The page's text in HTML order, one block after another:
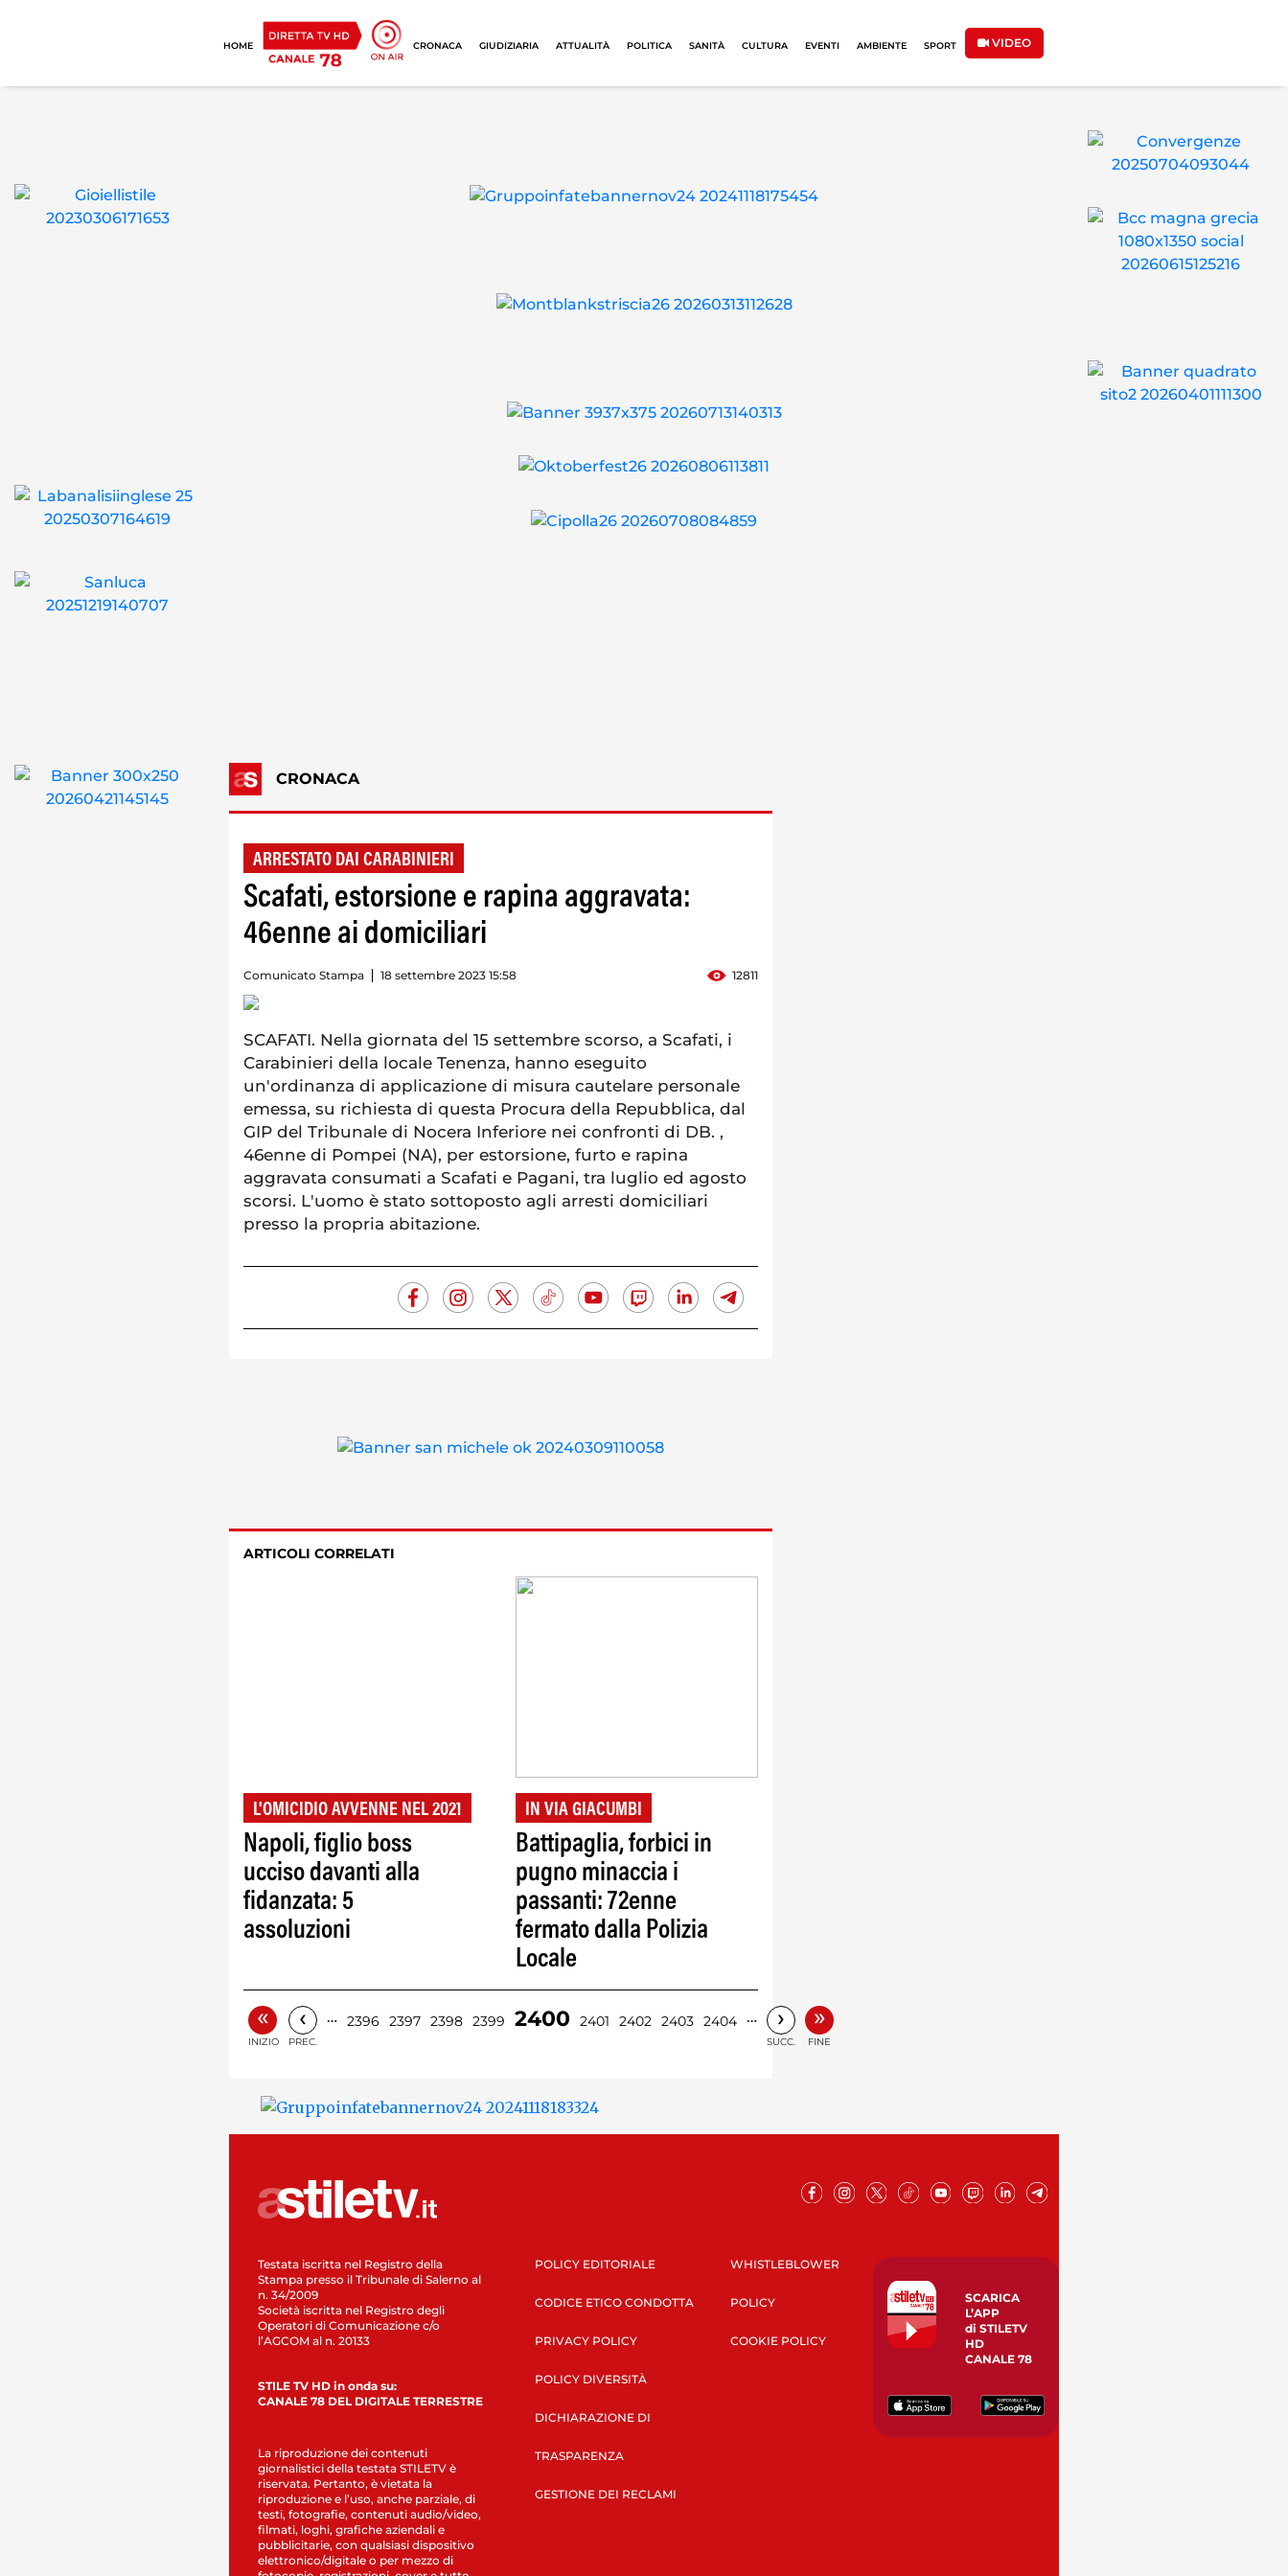
HOME CRONACA GIUDIZIARIA ATTUALITÀ POLITICA SANITÀ CULTURA EVENTI AMBIENTE SPORT VIDEO
CRONACA
ARRESTATO DAI CARABINIERI
Scafati, estorsione e rapina aggravata:
46enne ai domiciliari
Comunicato Stampa 18 settembre 2023 15:58 12811
SCAFATI. Nella giornata del 15 settembre scorso, a Scafati, i
Carabinieri della locale Tenenza, hanno eseguito
un'ordinanza di applicazione di misura cautelare personale
emessa, su richiesta di questa Procura della Repubblica, dal
GIP del Tribunale di Nocera Inferiore nei confronti di DB. ,
46enne di Pompei (NA), per estorsione, furto e rapina
aggravata consumati a Scafati e Pagani, tra luglio ed agosto
scorsi. L'uomo è stato sottoposto agli arresti domiciliari
presso la propria abitazione.
ARTICOLI CORRELATI
L'OMICIDIO AVVENNE NEL 2021
Napoli, figlio boss
ucciso davanti alla
fidanzata: 5
assoluzioni
IN VIA GIACUMBI
Battipaglia, forbici in
pugno minaccia i
passanti: 72enne
fermato dalla Polizia
Locale
«
INIZIO
‹
PREC.
… 2396 2397 2398 2399 2400 2401 2402 2403 2404 … ›
SUCC.
»
FINE
Testata iscritta nel Registro della
Stampa presso il Tribunale di Salerno al
n. 34/2009
Società iscritta nel Registro degli
Operatori di Comunicazione c/o
l’AGCOM al n. 20133
STILE TV HD in onda su:
CANALE 78 DEL DIGITALE TERRESTRE
La riproduzione dei contenuti
giornalistici della testata STILETV è
riservata. Pertanto, è vietata la
riproduzione e l’uso, anche parziale, di
testi, fotografie, contenuti audio/video,
filmati, loghi, grafiche aziendali e
pubblicitarie, con qualsiasi dispositivo
elettronico/digitale o per mezzo di
POLICY EDITORIALE
CODICE ETICO CONDOTTA
PRIVACY POLICY
POLICY DIVERSITÀ
DICHIARAZIONE DI
TRASPARENZA
GESTIONE DEI RECLAMI
WHISTLEBLOWER
POLICY
COOKIE POLICY
SCARICA
L’APP
di STILETV
HD
CANALE 78